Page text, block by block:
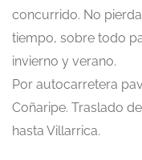
concurrido. No
tiempo, sobre todo
invierno y verano.
Por autocarretera
Coñaripe. Traslado
hasta Villarrica.